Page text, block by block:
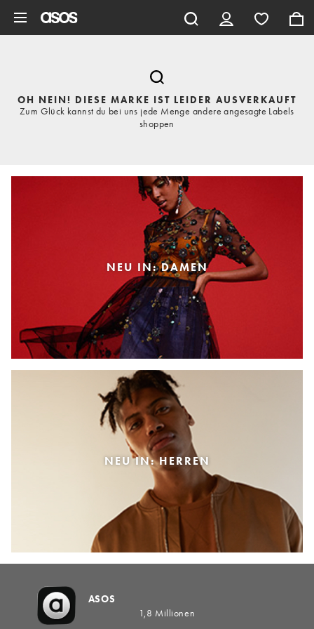
OH NEIN! DIESE MARKE IST LEIDER AUSVERKAUFT
Zum Glück kannst du bei uns jede Menge andere angesagte Labels
shoppen
NEU IN: DAMEN
NEU IN: HERREN
ASOS
1,8 Millionen